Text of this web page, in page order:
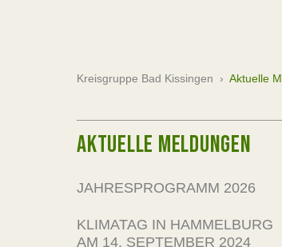
Kreisgruppe Bad Kissingen › Aktuelle
AKTUELLE MELDUNGEN
JAHRESPROGRAMM 2026
KLIMATAG IN HAMMELBURG
AM 14. SEPTEMBER 2024